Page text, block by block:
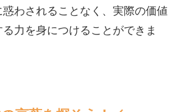
わされることなく、実際の価値
力を身につけることができま